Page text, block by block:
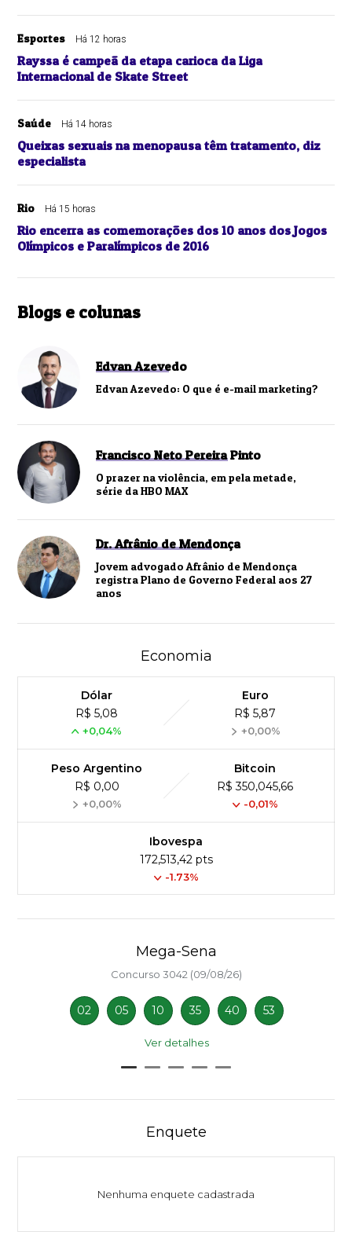
Esportes Há 12 horas
Rayssa é campeã da etapa carioca da Liga
Internacional de Skate Street
Saúde Há 14 horas
Queixas sexuais na menopausa têm tratamento, diz
especialista
Rio Há 15 horas
Rio encerra as comemorações dos 10 anos dos Jogos
Olímpicos e Paralímpicos de 2016
Blogs e colunas
Edvan Azevedo
Edvan Azevedo: O que é e-mail marketing?
Francisco Neto Pereira Pinto
O prazer na violência, em pela metade,
série da HBO MAX
Dr. Afrânio de Mendonça
Jovem advogado Afrânio de Mendonça
registra Plano de Governo Federal aos 27
anos
Economia
Dólar
R$ 5,08
+0,04%
Euro
R$ 5,87
+0,00%
Peso Argentino
R$ 0,00
+0,00%
Bitcoin
R$ 350,045,66
-0,01%
Ibovespa
172,513,42 pts
-1.73%
Mega-Sena
Concurso 3042 (09/08/26)
02 05 10 35 40 53
Ver detalhes
Enquete
Nenhuma enquete cadastrada